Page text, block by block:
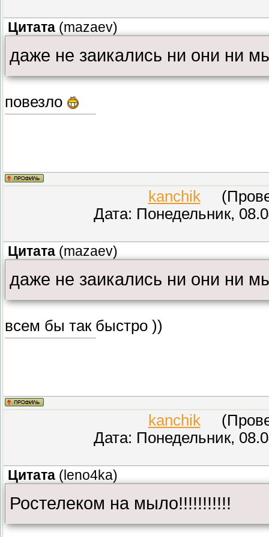
Цитата (mazaev)
даже не заикались ни они ни
повезло
kanchik
Дата: Понедельник,
Цитата (mazaev)
даже не заикались ни они ни
всем бы так быстро ))
kanchik
Дата: Понедельник,
Цитата ( leno4ka)
Ростелеком на мыло!!!!!!!!!!!